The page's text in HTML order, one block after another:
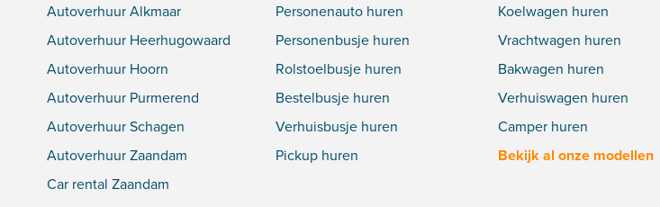
Autoverhuur Alkmaar
Autoverhuur Heerhugowaard
Autoverhuur Hoorn
Autoverhuur Purmerend
Autoverhuur Schagen
Autoverhuur Zaandam
Car rental Zaandam
Personenauto huren
Personenbusje huren
Rolstoelbusje huren
Bestelbusje huren
Verhuisbusje huren
Pickup huren
Koelwagen huren
Vrachtwagen huren
Bakwagen huren
Verhuiswagen huren
Camper huren
Bekijk al onze modellen